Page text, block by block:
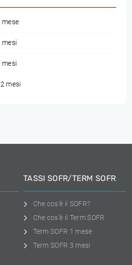
mese
mesi
mesi
mesi
TASSI SOFR/TERM SOFR
Che cos'è il SOFR?
Che cos'è il Term SOFR
Term SOFR 1 mese
Term SOFR 3 mesi